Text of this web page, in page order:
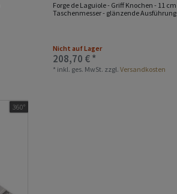
Forge de Laguiole - Griff Knochen - 11 cm
Taschenmesser - glänzende Ausführung
Nicht auf Lager
208,70 € *
* inkl. ges. MwSt. zzgl.Versandkosten
360°